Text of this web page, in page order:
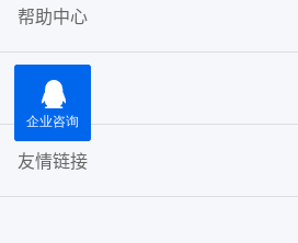
帮助中心
关于我们
友情链接